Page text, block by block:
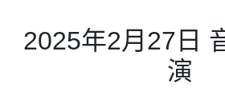
2025年2月27日
演